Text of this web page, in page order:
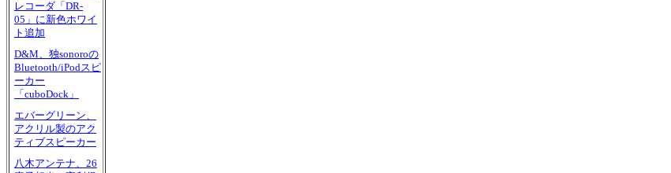
レコーダ「DR-
05」に新色ホワイ
ト追加
D&M、独sonoroの
Bluetooth/iPodスピ
ーカー
「cuboDock」
エバーグリーン、
アクリル製のアク
ティブスピーカー
八木アンテナ、26